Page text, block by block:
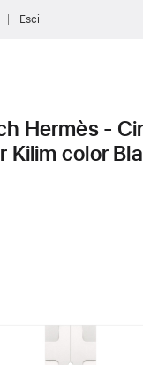
Esci
Hermès -
Kilim color